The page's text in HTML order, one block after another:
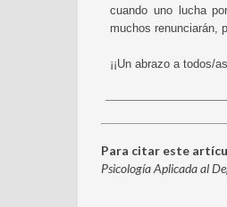
cuando uno lucha
muchos renunciarán,
¡¡Un abrazo a todos/
Para citar este
Psicología Aplicada al